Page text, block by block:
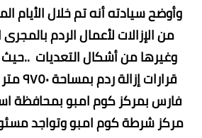
وأوضح سيادته أنه تم خلال الأيام
من الإزالات لأعمال الردم
قرارات
فارس بمركز كوم امبو بمحافظة
مركز شرطة كوم امبو وتواجد